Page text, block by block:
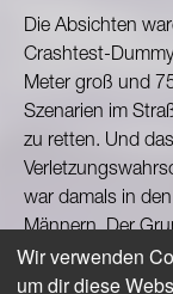
Die Absichten
Crashtest-
Meter groß und
Szenarien im
zu retten. Und
war damals in
Männern. Der
zierlicher als der
Entsprechend
Wir verwenden
um dir diese